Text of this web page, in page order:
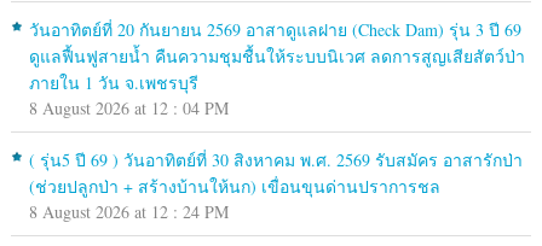
วันอาทิตย์ที่ 20 กันยายน 2569 อาสาดูแลฝาย (Check Dam) รุ่น 3 ปี 69
ดูแลฟื้นฟูสายน้ำ คืนความชุมชื้นให้ระบบนิเวศ ลดการสูญเสียสัตว์ป่า
ภายใน 1 วัน จ.เพชรบุรี
8 August 2026 at 12 : 04 PM
( รุ่น5 ปี 69 ) วันอาทิตย์ที่ 30 สิงหาคม พ.ศ. 2569 รับสมัคร อาสารักป่า
(ช่วยปลูกป่า + สร้างบ้านให้นก) เขื่อนขุนด่านปราการชล
8 August 2026 at 12 : 24 PM